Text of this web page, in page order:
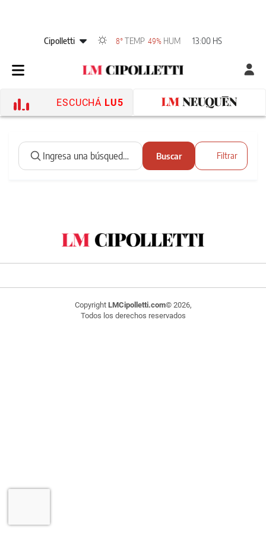
Cipolletti 8°TEMP 49% HUM 13:00 HS
ESCUCHÁ LU5
Buscar Filtrar
Copyright LMCipolletti.com© 2026,
Todos los derechos reservados